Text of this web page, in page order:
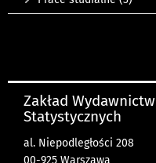
Zakład Wydawnictw
Statystycznych
al. Niepodległości 208